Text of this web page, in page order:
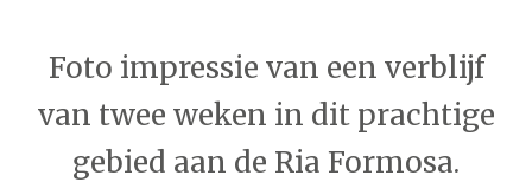
Foto impressie van een verblijf
van twee weken in dit prachtige
gebied aan de Ria Formosa.